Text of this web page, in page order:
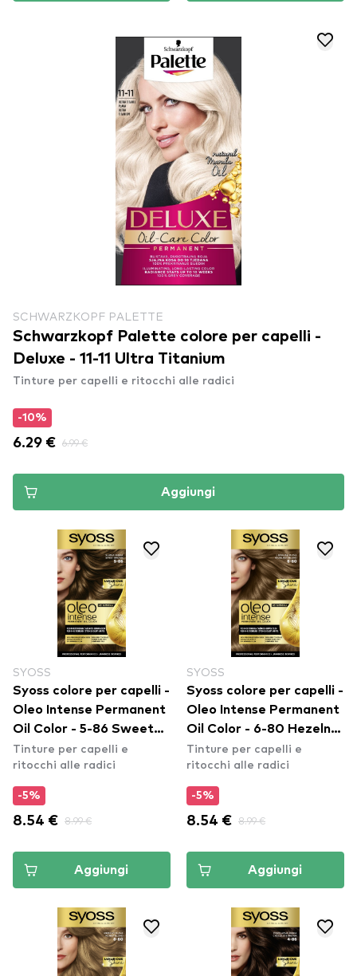
SCHWARZKOPF PALETTE
Schwarzkopf Palette colore per capelli -
Deluxe - 11-11 Ultra Titanium
Tinture per capelli e ritocchi alle radici
-10%
6.29 € 6.99 €
Aggiungi
SYOSS
Syoss colore per capelli -
Oleo Intense Permanent
Oil Color - 5-86 Sweet
Brown
Tinture per capelli e
ritocchi alle radici
-5%
8.54 € 8.99 €
Aggiungi
SYOSS
Syoss colore per capelli -
Oleo Intense Permanent
Oil Color - 6-80 Hezelnut
Blond
Tinture per capelli e
ritocchi alle radici
-5%
8.54 € 8.99 €
Aggiungi